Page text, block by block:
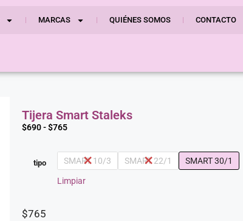
MARCAS QUIÉNES SOMOS CONTACTO
Tijera Smart Staleks
$690-$765
tipo SMART 10/3 SMART 22/1 SMART 30/1
Limpiar
$765